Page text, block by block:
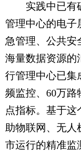
实践中已有破
管理中心的电子
急管理、公共安
海量数据资源的
行管理中心已集
频监控、60万路
点指标。基于这
助物联网、无
市运行的精准监